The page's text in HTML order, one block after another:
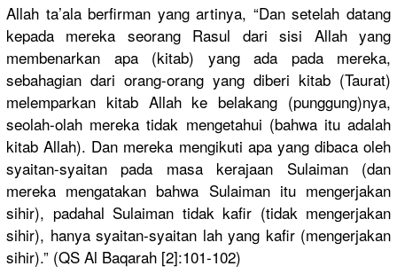
Allah ta’ala berfirman yang artinya, “Dan setelah datang
kepada mereka seorang Rasul dari sisi Allah yang
membenarkan apa (kitab) yang ada pada mereka,
sebahagian dari orang-orang yang diberi kitab (Taurat)
melemparkan kitab Allah ke belakang (punggung)nya,
seolah-olah mereka tidak mengetahui (bahwa itu adalah
kitab Allah). Dan mereka mengikuti apa yang dibaca oleh
syaitan-syaitan pada masa kerajaan Sulaiman (dan
mereka mengatakan bahwa Sulaiman itu mengerjakan
sihir), padahal Sulaiman tidak kafir (tidak mengerjakan
sihir), hanya syaitan-syaitan lah yang kafir (mengerjakan
sihir).” (QS Al Baqarah [2]:101-102)